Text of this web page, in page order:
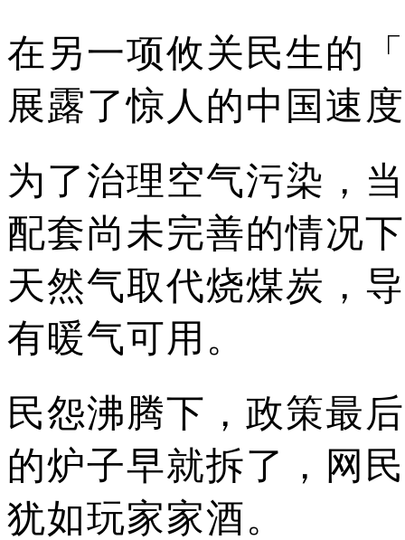
在另一项攸关民生的
展露了惊人的中国速
为了治理空气污染，
配套尚未完善的情况
天然气取代烧煤炭，
有暖气可用。
民怨沸腾下，政策最
的炉子早就拆了，网
犹如玩家家酒。